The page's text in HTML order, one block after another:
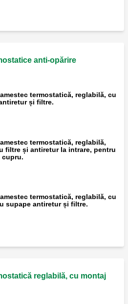
anti-opărire
termostatică, reglabilă, cu
și filtre.
termostatică, reglabilă,
filtre și antiretur la intrare, pentru
cupru.
termostatică, reglabilă, cu
supape antiretur și filtre.
reglabilă, cu montaj